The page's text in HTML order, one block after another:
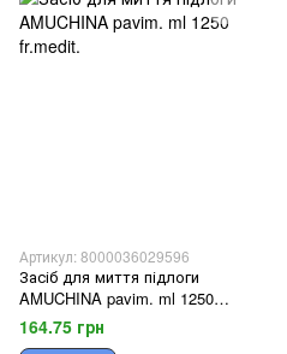
Артикул: 8000036029596
Засіб для миття підлоги
AMUCHINA pavim. ml 1250
fr.medit.
164.75 грн